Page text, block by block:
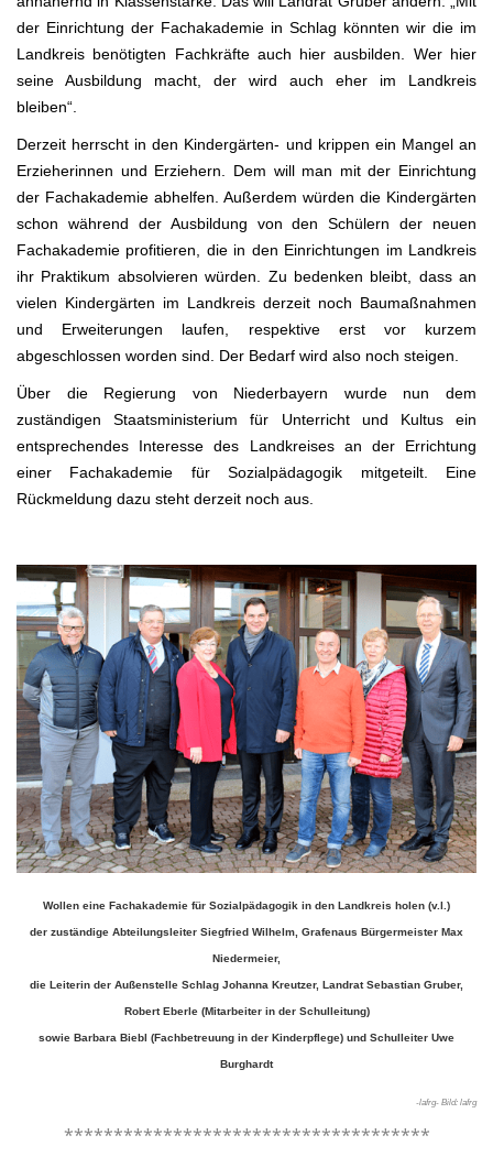
der Einrichtung der Fachakademie in Schlag könnten wir die im
Landkreis benötigten Fachkräfte auch hier ausbilden. Wer hier
seine Ausbildung macht, der wird auch eher im Landkreis
bleiben“.
Derzeit herrscht in den Kindergärten- und krippen ein Mangel an
Erzieherinnen und Erziehern. Dem will man mit der Einrichtung
der Fachakademie abhelfen. Außerdem würden die Kindergärten
schon während der Ausbildung von den Schülern der neuen
Fachakademie profitieren, die in den Einrichtungen im Landkreis
ihr Praktikum absolvieren würden. Zu bedenken bleibt, dass an
vielen Kindergärten im Landkreis derzeit noch Baumaßnahmen
und Erweiterungen laufen, respektive erst vor kurzem
abgeschlossen worden sind. Der Bedarf wird also noch steigen.
Über die Regierung von Niederbayern wurde nun dem
zuständigen Staatsministerium für Unterricht und Kultus ein
entsprechendes Interesse des Landkreises an der Errichtung
einer Fachakademie für Sozialpädagogik mitgeteilt. Eine
Rückmeldung dazu steht derzeit noch aus.
Wollen eine Fachakademie für Sozialpädagogik in den Landkreis holen (v.l.)
der zuständige Abteilungsleiter Siegfried Wilhelm, Grafenaus Bürgermeister Max
Niedermeier,
die Leiterin der Außenstelle Schlag Johanna Kreutzer, Landrat Sebastian Gruber,
Robert Eberle (Mitarbeiter in der Schulleitung)
sowie Barbara Biebl (Fachbetreuung in der Kinderpflege) und Schulleiter Uwe
Burghardt
-lafrg- Bild: lafrg
*************************************